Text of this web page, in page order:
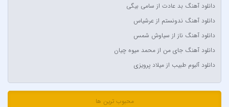
Andre Schnura & Timmy Trumpet & Alexandra Stan
Anyma Ellie Goulding
Arsha Michaels
Aşkın Nur Yengi
Ava Max
دانلود آهنگ بد عادت از سامی بیگی
دانلود آهنگ ندونستم از عرشیاس
دانلود آهنگ ناز از سیاوش شمس
دانلود آهنگ جای من از محمد میوه چیان
دانلود آلبوم طبیب از میلاد پرویزی
محبوب ترین ها